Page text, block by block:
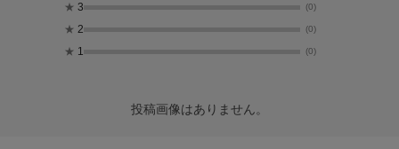
★ 3 (0)
★ 2 (0)
★ 1 (0)
投稿画像はありません。